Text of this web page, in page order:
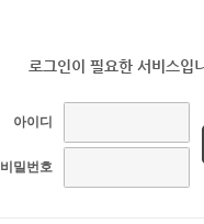
로그인이 필요한 서비스입
아이디
비밀번호